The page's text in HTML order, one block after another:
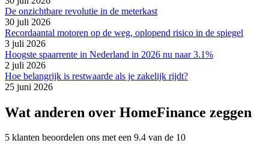
De onzichtbare revolutie in de meterkast
30 juli 2026
Recordaantal motoren op de weg, oplopend risico in de spiegel
3 juli 2026
Hoogste spaarrente in Nederland in 2026 nu naar 3.1%
2 juli 2026
Hoe belangrijk is restwaarde als je zakelijk rijdt?
25 juni 2026
Wat anderen over HomeFinance zeggen
5 klanten beoordelen ons met een 9.4 van de 10